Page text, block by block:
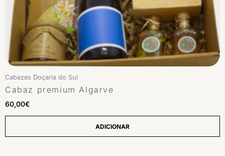
Cabazes Doçaria do Sul
Cabaz premium Algarve
60,00€
ADICIONAR